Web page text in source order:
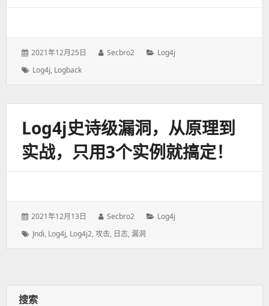
发
于：
2021年12月25日
作
Secbro2
分
Log4j
标
Log4j, Logback
Log4j史诗级漏洞，从原理到
实战，只用3个实例就搞定！
发
于：
2021年12月13日
作
Secbro2
分
Log4j
标
Jndi, Log4j, Log4j2,攻击, 日志,漏洞
搜索